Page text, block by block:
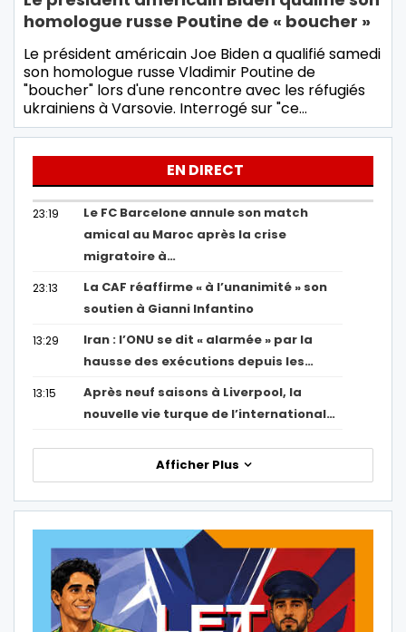
homologue russe Poutine de « boucher »
Le président américain Joe Biden a qualifié samedi
son homologue russe Vladimir Poutine de
"boucher" lors d'une rencontre avec les réfugiés
ukrainiens à Varsovie. Interrogé sur "ce…
EN DIRECT
23:19
Le FC Barcelone annule son match
amical au Maroc après la crise
migratoire à…
23:13
La CAF réaffirme « à l’unanimité » son
soutien à Gianni Infantino
13:29
Iran : l’ONU se dit « alarmée » par la
hausse des exécutions depuis les…
13:15
Après neuf saisons à Liverpool, la
nouvelle vie turque de l’international…
Afficher Plus